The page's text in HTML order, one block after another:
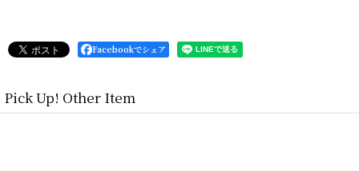
Facebookでシェア
Pick Up! Other Item